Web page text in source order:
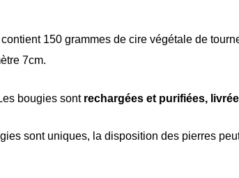
150 grammes de cire végétale de
7cm.
bougies sontrechargées et purifiées,
sont uniques, la disposition des pierres